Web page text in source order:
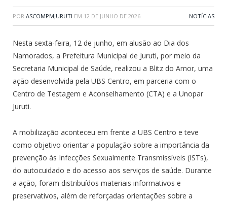
POR ASCOMPMJURUTI EM 12 DE JUNHO DE 2026 NOTÍCIAS
Nesta sexta-feira, 12 de junho, em alusão ao Dia dos
Namorados, a Prefeitura Municipal de Juruti, por meio da
Secretaria Municipal de Saúde, realizou a Blitz do Amor, uma
ação desenvolvida pela UBS Centro, em parceria com o
Centro de Testagem e Aconselhamento (CTA) e a Unopar
Juruti.
A mobilização aconteceu em frente a UBS Centro e teve
como objetivo orientar a população sobre a importância da
prevenção às Infecções Sexualmente Transmissíveis (ISTs),
do autocuidado e do acesso aos serviços de saúde. Durante
a ação, foram distribuídos materiais informativos e
preservativos, além de reforçadas orientações sobre a